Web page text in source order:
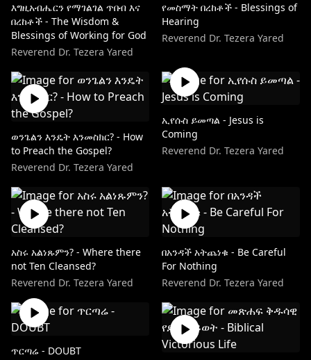
እግዚአብሔርን የማገልገል ጥበብ እና
በረከቶች - The Wisdom &
Blessings of Working for God
Reverend Dr. Tezera Yared
የመስማት በረከቶች - Blessings of
Hearing
Reverend Dr. Tezera Yared
ወንጌልን እንዴት እንመስክር? - How
to Preach the Gospel?
Reverend Dr. Tezera Yared
ኢየሱስ ይመጣል - Jesus is
Coming
Reverend Dr. Tezera Yared
አስሩ አልነጹምን? - Where there
not Ten Cleansed?
Reverend Dr. Tezera Yared
በአንዳች አትጨነቁ - Be Careful
For Nothing
Reverend Dr. Tezera Yared
ጥርጣሬ - DOUBT